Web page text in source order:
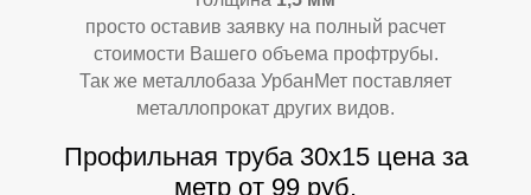
просто оставив заявку на полный расчет
стоимости Вашего объема профтрубы.
Так же металлобаза УрбанМет поставляет
металлопрокат других видов.
Профильная труба 30х15 цена за
метр от 99 руб.